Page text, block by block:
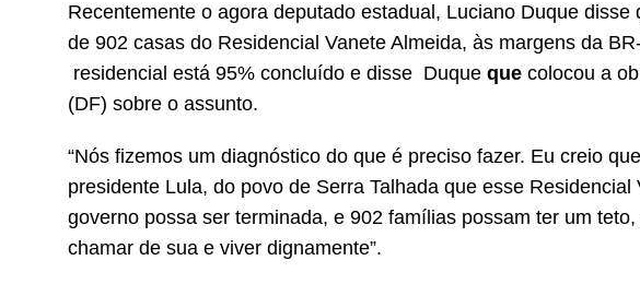
Recentemente o agora deputado estadual, Luciano Duque
de 902 casas do Residencial Vanete Almeida, às margens da
residencial está 95% concluído e disse Duque que colocou a
(DF) sobre o assunto.
“Nós fizemos um diagnóstico do que é preciso fazer. Eu creio
presidente Lula, do povo de Serra Talhada que esse
governo possa ser terminada, e 902 famílias possam ter um
chamar de sua e viver dignamente”.